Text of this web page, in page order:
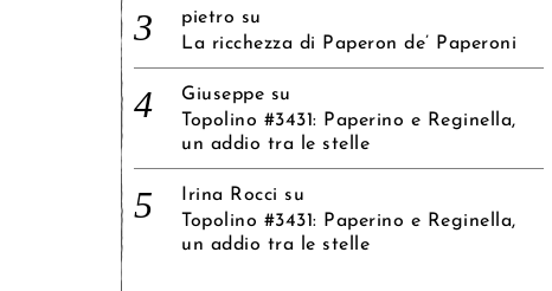
pietro su
La ricchezza di Paperon de’ Paperoni
Giuseppe su
Topolino #3431: Paperino e Reginella,
un addio tra le stelle
Irina Rocci su
Topolino #3431: Paperino e Reginella,
un addio tra le stelle